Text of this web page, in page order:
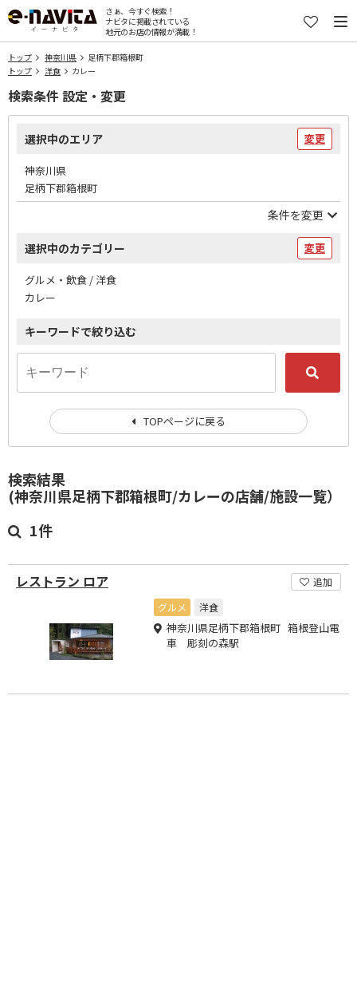
さぁ、今すぐ検索！
ナビタに掲載されている
地元のお店の情報が満載！
トップ 神奈川県
足柄下郡箱根町
トップ
洋食 カレー
検索結果
(神奈川県足柄下郡箱根町/カレーの店舗/施設一覧）
1件
レストラン ロア
追加
グルメ
洋食
神奈川県足柄下郡箱根町 箱根登山電
車 彫刻の森駅
検索条件 設定・変更
選択中のエリア 変更
神奈川県
足柄下郡箱根町
条件を変更
選択中のカテゴリー 変更
グルメ・飲食 / 洋食
カレー
キーワードで絞り込む
TOPページに戻る